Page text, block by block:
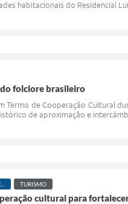
habitacionais do Residencial
folclore brasileiro
Termo de Cooperação Cultural
de aproximação e
TURISMO
cultural para